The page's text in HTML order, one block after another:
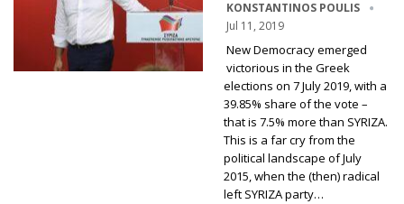
KONSTANTINOS POULIS
Jul 11, 2019
New Democracy emerged
victorious in the Greek
elections on 7 July 2019, with a
39.85% share of the vote –
that is 7.5% more than SYRIZA.
This is a far cry from the
political landscape of July
2015, when the (then) radical
left SYRIZA party…